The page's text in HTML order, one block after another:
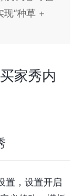
现“种草 +
家秀内
置，设置开启